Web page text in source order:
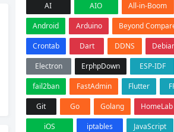
AI AIO All-in-Boom
Android
Arduino Beyond
Crontab
Dart DDNS
Electron
ErphpDown ESP-IDF
fail2ban
FastAdmin Flutter
Git
Go Golang HomeLab
iOS
iptables JavaScript